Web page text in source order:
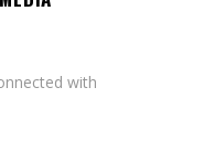
with